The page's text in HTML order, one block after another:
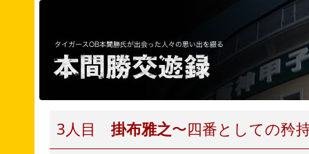
3人目 掛布雅之〜四番としての矜